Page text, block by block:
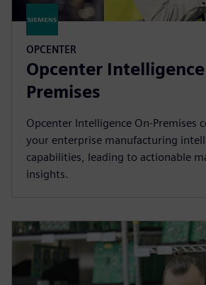
OPCENTER
Opcenter
Premises
Opcenter Intelligence On-Premises
your enterprise manufacturing
capabilities, leading to actionable
insights.